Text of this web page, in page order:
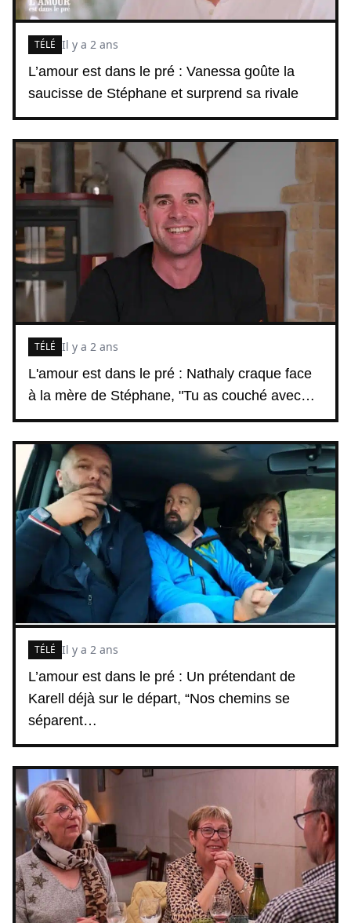
L’amour est dans le pré : Vanessa goûte la
saucisse de Stéphane et surprend sa rivale
TÉLÉ Il y a 2 ans
L'amour est dans le pré : Nathaly craque face
à la mère de Stéphane, "Tu as couché avec…
TÉLÉ Il y a 2 ans
L’amour est dans le pré : Un prétendant de
Karell déjà sur le départ, “Nos chemins se
séparent…
TÉLÉ Il y a 2 ans